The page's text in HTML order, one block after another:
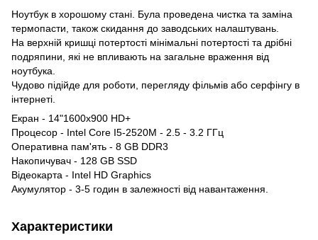
Ноутбук в хорошому стані. Була проведена чистка та заміна
термопасти, також скидання до заводських налаштувань.
На верхній кришці потертості мінімальні потертості та дрібні
подряпини, які не впливають на загальне враження від
ноутбука.
Чудово підійде для роботи, перегляду фільмів або серфінгу в
інтернеті.
Екран - 14"1600x900 HD+
Процесор - Intel Core I5-2520M - 2.5 - 3.2 ГГц
Оперативна пам'ять - 8 GB DDR3
Накопичувач - 128 GB SSD
Відеокарта - Intel HD Graphics
Акумулятор - 3-5 годин в залежності від навантаження.
Характеристики